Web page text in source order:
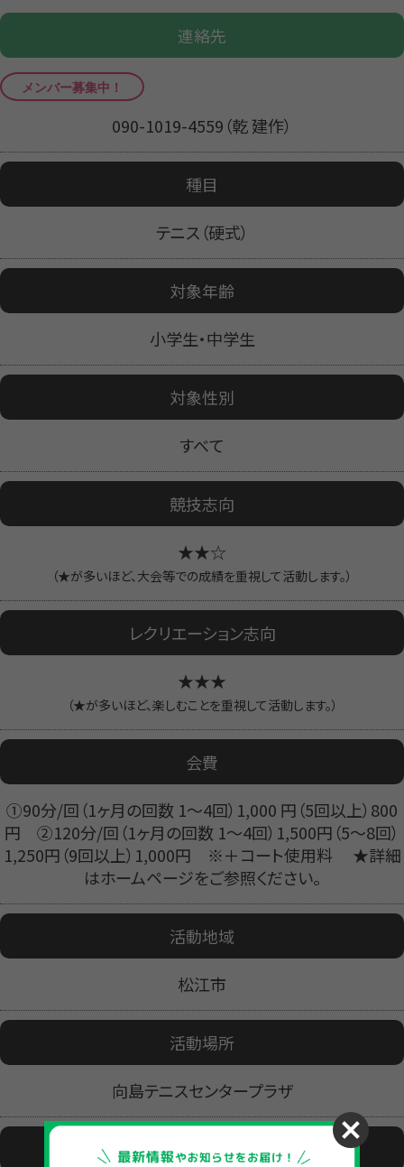
連絡先
090-1019-4559（乾 建作）
種目
テニス（硬式）
対象年齢
小学生・中学生
対象性別
すべて
競技志向
★★☆
（★が多いほど、大会等での成績を重視して活動します。）
レクリエーション志向
★★★
（★が多いほど、楽しむことを重視して活動します。）
会費
①90分/回（1ヶ月の回数 1～4回）1,000 円（5回以上）800
円 ②120分/回（1ヶ月の回数 1～4回）1,500円（5～8回）
1,250円（9回以上）1,000円 ※＋コート使用料 ★詳細
はホームページをご参照ください。
活動地域
松江市
活動場所
向島テニスセンタープラザ
活動日時